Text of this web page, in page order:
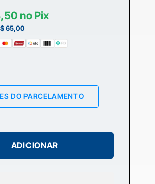
65,00
no Pix
DO PARCELAMENTO
ADICIONAR